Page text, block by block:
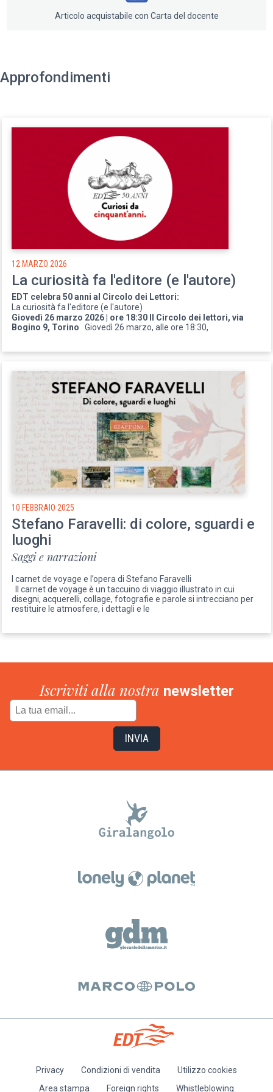
all’ultima tavola, scopre di aver viaggiato molto più
Articolo acquistabile con Carta del docente
Approfondimenti
12 MARZO 2026
La curiosità fa l'editore (e l'autore)
EDT celebra 50 anni al Circolo dei Lettori:
La curiosità fa l'editore (e l'autore)
Giovedì 26 marzo 2026 | ore 18:30 Il Circolo dei lettori, via
Bogino 9, Torino Giovedì 26 marzo, alle ore 18:30,
10 FEBBRAIO 2025
Stefano Faravelli: di colore, sguardi e
luoghi
Saggi e narrazioni
I carnet de voyage e l’opera di Stefano Faravelli
Il carnet de voyage è un taccuino di viaggio illustrato in cui
disegni, acquerelli, collage, fotografie e parole si intrecciano per
restituire le atmosfere, i dettagli e le
Iscriviti alla nostra newsletter
Privacy Condizioni di vendita
Utilizzo cookies
Area stampa
Foreign rights Whistleblowing